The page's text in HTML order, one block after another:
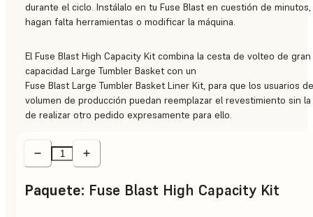
durante el ciclo. Instálalo en tu Fuse Blast en cuestión de
hagan falta herramientas o modificar la máquina.
El Fuse Blast High Capacity Kit combina la cesta de volteo de gran
capacidad Large Tumbler Basket con un
Fuse Blast Large Tumbler Basket Liner Kit, para que los usuarios
volumen de producción puedan reemplazar el revestimiento sin
de realizar otro pedido expresamente para ello.
Paquete: Fuse Blast High Capacity Kit